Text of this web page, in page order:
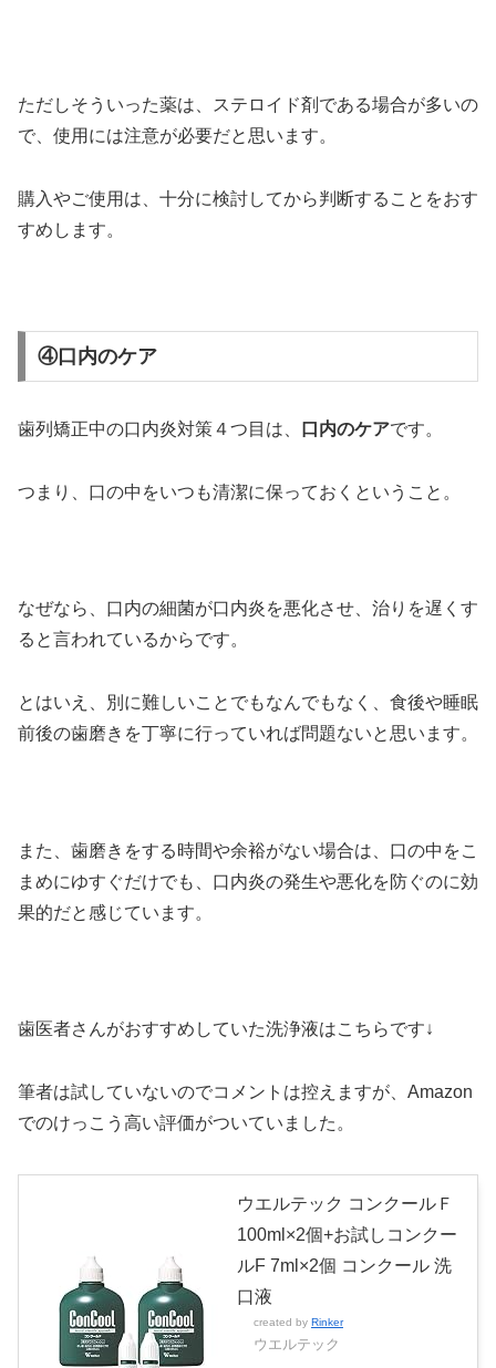
ただしそういった薬は、ステロイド剤である場合が多いの
で、使用には注意が必要だと思います。
購入やご使用は、十分に検討してから判断することをおす
すめします。
④口内のケア
歯列矯正中の口内炎対策４つ目は、 口内のケアです。
つまり、口の中をいつも清潔に保っておくということ。
なぜなら、口内の細菌が口内炎を悪化させ、治りを遅くす
ると言われているからです。
とはいえ、別に難しいことでもなんでもなく、食後や睡眠
前後の歯磨きを丁寧に行っていれば問題ないと思います。
また、歯磨きをする時間や余裕がない場合は、口の中をこ
まめにゆすぐだけでも、口内炎の発生や悪化を防ぐのに効
果的だと感じています。
歯医者さんがおすすめしていた洗浄液はこちらです↓
筆者は試していないのでコメントは控えますが、Amazon
でのけっこう高い評価がついていました。
ウエルテック コンクールＦ
100ml×2個+お試しコンクー
ルF 7ml×2個 コンクール 洗
口液
created by Rinker
ウエルテック